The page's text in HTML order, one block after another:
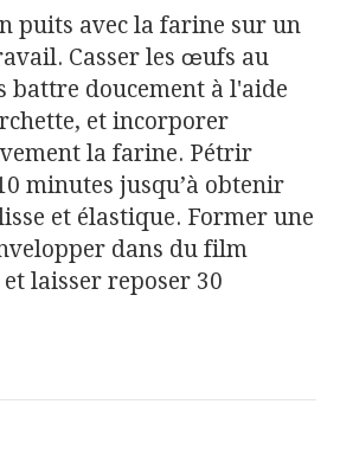
puits avec la farine sur un
Casser les œufs au
battre doucement à l'aide
et incorporer
la farine. Pétrir
minutes jusqu’à obtenir
et élastique. Former une
dans du film
laisser reposer 30